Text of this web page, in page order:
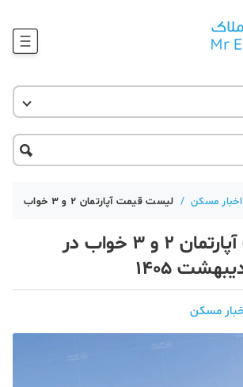
آموزش املاک
حقوقی
آکادمی
اخبار مسکن / لیست قیمت آپارتمان 2 و 3 خواب در تهرانپارس، اردیبهشت 1405
لیست قیمت آپارتمان 2 و 3 خواب در
1405
مسکن